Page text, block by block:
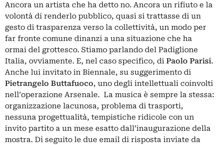
Ancora un artista che ha detto no. Ancora un rifiuto e la
volontà di renderlo pubblico, quasi si trattasse di un
gesto di trasparenza verso la collettività, un modo per
far fronte comune dinanzi a una situazione che ha
ormai del grottesco. Stiamo parlando del Padiglione
Italia, ovviamente. E, nel caso specifico, di Paolo Parisi.
Anche lui invitato in Biennale, su suggerimento di
Pietrangelo Buttafuoco, uno degli intellettuali coinvolti
nell’operazione Arsenale. La musica è sempre la stessa:
organizzazione lacunosa, problema di trasporti,
nessuna progettualità, tempistiche ridicole con un
invito partito a un mese esatto dall’inaugurazione della
mostra. Di seguito le due email di risposta inviate da